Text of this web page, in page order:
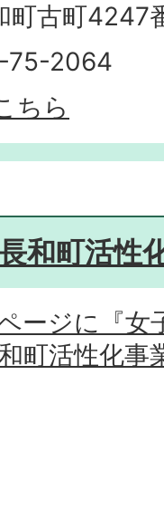
町古町4247
75-2064
ちら
和町活性
ージに『女
町活性化事